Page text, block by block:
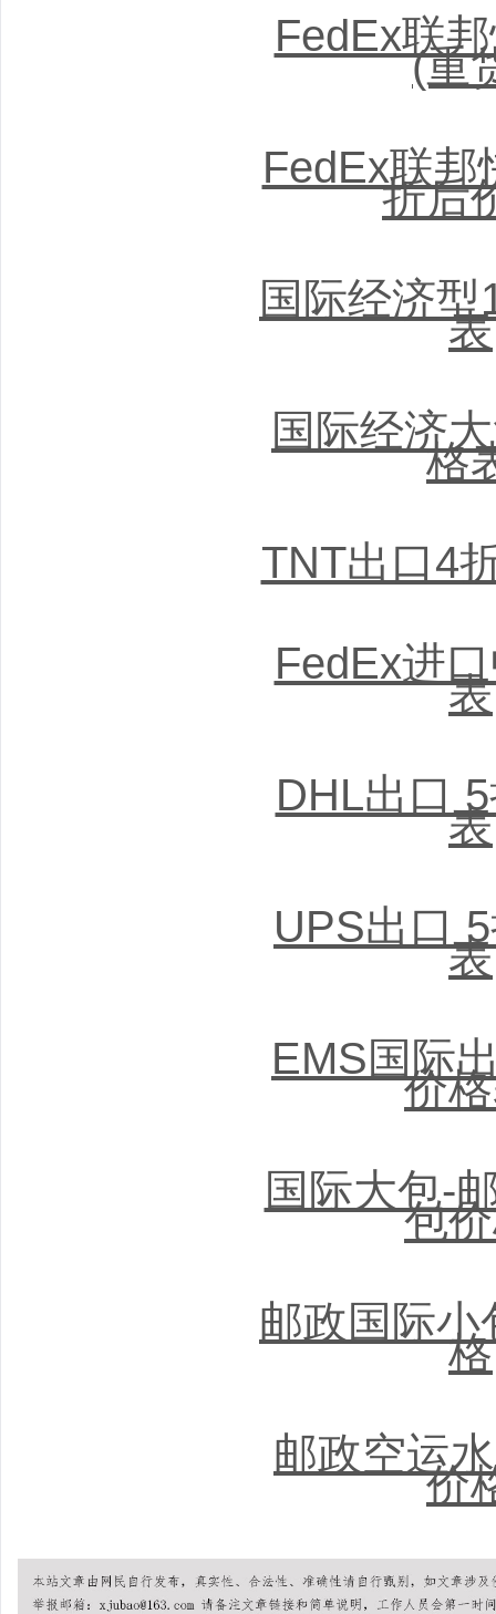
FedEx联
(重
FedEx联邦
折后
国际经济
表
国际经济
格
TNT出口4
FedEx进
表
DHL出口
表
UPS出口
表
EMS国际
价
国际大包-
包
邮政国际小
格
邮政空运
价